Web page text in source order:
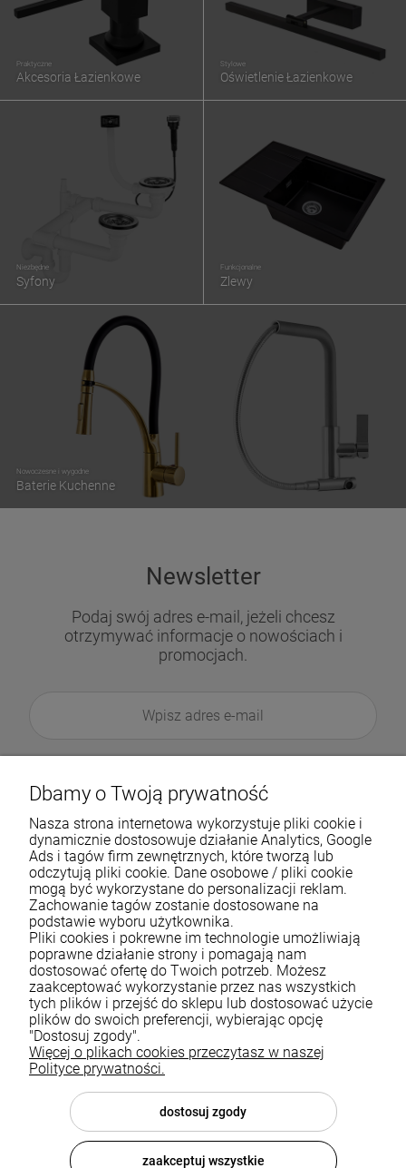
Praktyczne
Akcesoria Łazienkowe
Stylowe
Oświetlenie Łazienkowe
Nowoczesne i wygodne
Baterie Kuchenne
Niezbędne
Syfony
Funkcjonalne
Zlewy
Newsletter
Podaj swój adres e-mail, jeżeli chcesz
otrzymywać informacje o nowościach i
promocjach.
Pomoc
Moje konto
Płatności i dostawa
Informacje
Dbamy o Twoją prywatność
Nasza strona internetowa wykorzystuje pliki cookie i
dynamicznie dostosowuje działanie Analytics, Google
Ads i tagów firm zewnętrznych, które tworzą lub
odczytują pliki cookie. Dane osobowe / pliki cookie
mogą być wykorzystane do personalizacji reklam.
Zachowanie tagów zostanie dostosowane na
podstawie wyboru użytkownika.
Pliki cookies i pokrewne im technologie umożliwiają
poprawne działanie strony i pomagają nam
dostosować ofertę do Twoich potrzeb. Możesz
zaakceptować wykorzystanie przez nas wszystkich
tych plików i przejść do sklepu lub dostosować użycie
plików do swoich preferencji, wybierając opcję
"Dostosuj zgody".
Więcej o plikach cookies przeczytasz w naszej
Polityce prywatności.
dostosuj zgody
zaakceptuj wszystkie